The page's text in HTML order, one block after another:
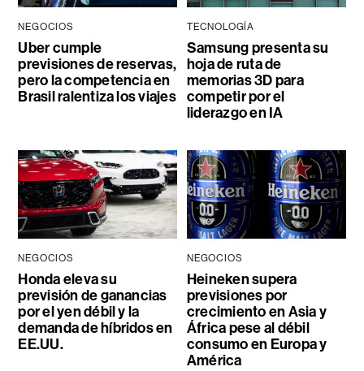
NEGOCIOS
Uber cumple
previsiones de reservas,
pero la competencia en
Brasil ralentiza los viajes
TECNOLOGÍA
Samsung presenta su
hoja de ruta de
memorias 3D para
competir por el
liderazgo en IA
NEGOCIOS
Honda eleva su
previsión de ganancias
por el yen débil y la
demanda de híbridos en
EE.UU.
NEGOCIOS
Heineken supera
previsiones por
crecimiento en Asia y
África pese al débil
consumo en Europa y
América